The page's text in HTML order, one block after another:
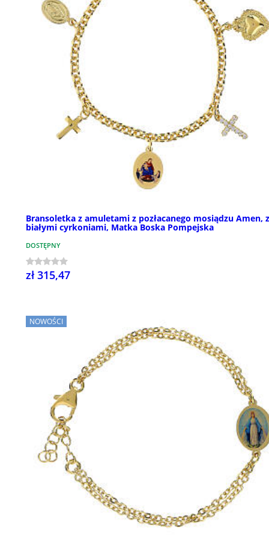
Bransoletka z amuletami z pozłacanego mosiądzu Amen, z
białymi cyrkoniami, Matka Boska Pompejska
DOSTĘPNY
zł 315,47
NOWOŚCI